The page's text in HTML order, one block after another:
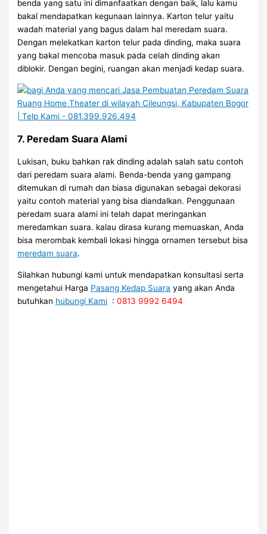
benda yang satu ini dimanfaatkan dengan baik, lalu kamu
bakal mendapatkan kegunaan lainnya. Karton telur yaitu
wadah material yang bagus dalam hal meredam suara.
Dengan melekatkan karton telur pada dinding, maka suara
yang bakal mencoba masuk pada celah dinding akan
diblokir. Dengan begini, ruangan akan menjadi kedap suara.
7. Peredam Suara Alami
Lukisan, buku bahkan rak dinding adalah salah satu contoh
dari peredam suara alami. Benda-benda yang gampang
ditemukan di rumah dan biasa digunakan sebagai dekorasi
yaitu contoh material yang bisa diandalkan. Penggunaan
peredam suara alami ini telah dapat meringankan
meredamkan suara. kalau dirasa kurang memuaskan, Anda
bisa merombak kembali lokasi hingga ornamen tersebut bisa
meredam suara.
Silahkan hubungi kami untuk mendapatkan konsultasi serta
mengetahui Harga Pasang Kedap Suara yang akan Anda
butuhkan hubungi Kami :0813 9992 6494